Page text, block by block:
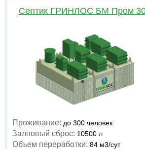
Септик ГРИНЛОС БМ Пром
Проживание: до 300 человек
Залповый сброс: 10500 л
Объем переработки: 84 м3/сут